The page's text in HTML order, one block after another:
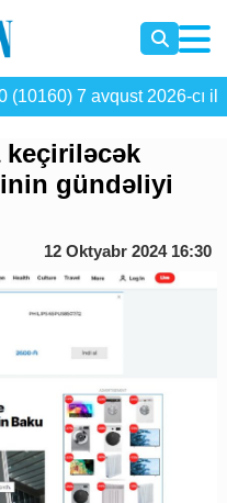
(10160) 7 avqust 2026-cı il
keçiriləcək
gündəliyi
12 Oktyabr 2024 16:30